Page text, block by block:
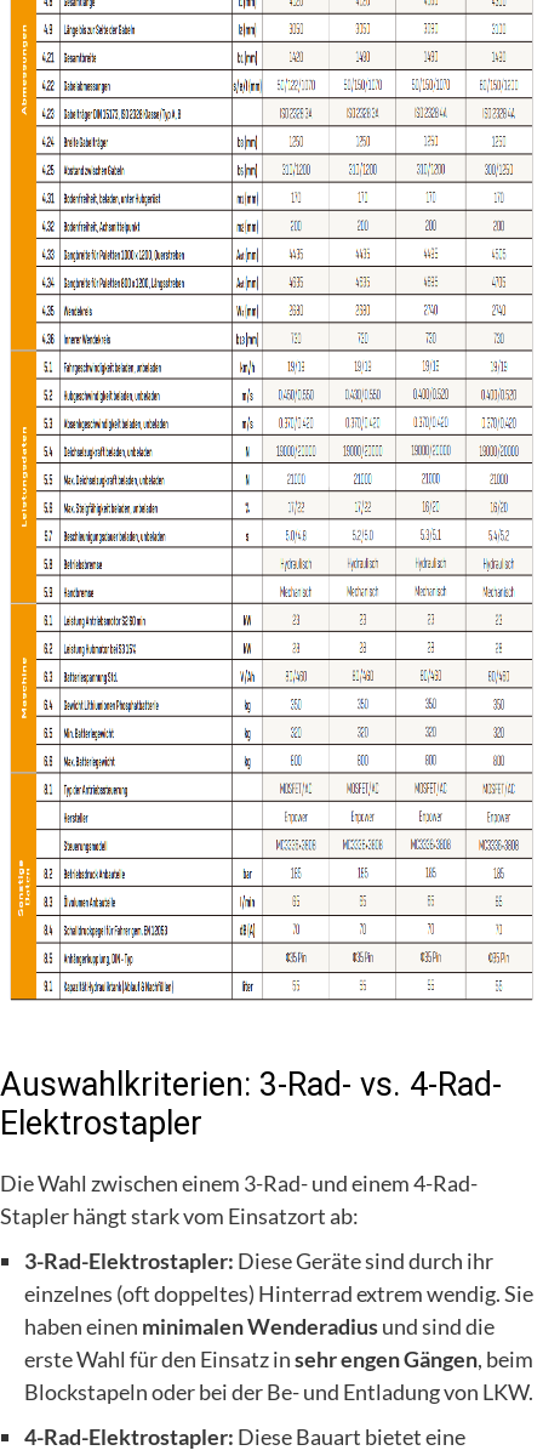
Auswahlkriterien: 3-Rad- vs. 4-Rad-
Elektrostapler
Die Wahl zwischen einem 3-Rad- und einem 4-Rad-
Stapler hängt stark vom Einsatzort ab:
3-Rad-Elektrostapler: Diese Geräte sind durch ihr
einzelnes (oft doppeltes) Hinterrad extrem wendig. Sie
haben einen minimalen Wenderadiusund sind die
erste Wahl für den Einsatz insehr engen Gängen, beim
Blockstapeln oder bei der Be- und Entladung von LKW.
4-Rad-Elektrostapler: Diese Bauart bietet eine